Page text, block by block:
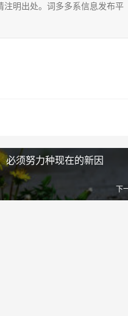
明出处。词多多系信息发布平
必须努力种现在的新因
下